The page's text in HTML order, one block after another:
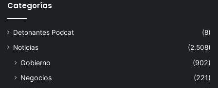
Categorías
Detonantes Podcat
(8)
Noticias
(2.508)
Gobierno
(902)
Negocios
(221)